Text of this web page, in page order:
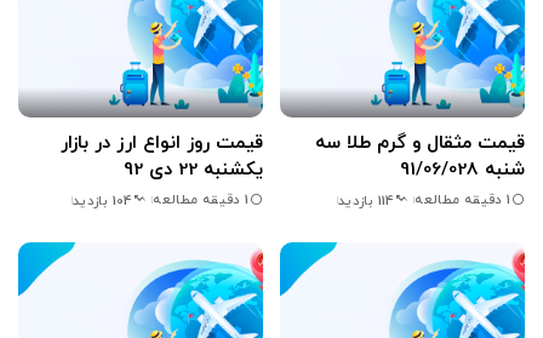
قیمت مثقال و گرم طلا سه
شنبه 91/06/028
1 دقیقه مطالعه 114 بازدید
قیمت روز انواع ارز در بازار
یکشنبه 22 دی 92
1 دقیقه مطالعه 104 بازدید